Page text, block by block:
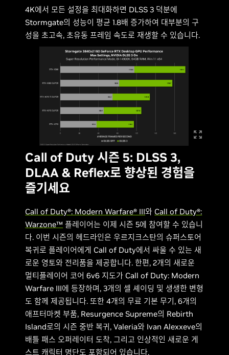
4K에서 모든 설정을 최대화하면 DLSS 3 덕분에
Stormgate의 성능이 평균 1.8배 증가하여 대부분의 구
성을 초고속, 초유동 프레임 속도로 재생할 수 있습니다.
Call of Duty 시즌 5: DLSS 3,
DLAA & Reflex로 향상된 경험을
즐기세요
Call of Duty®: Modern Warfare® III와 Call of Duty®:
Warzone™ 플레이어는 이제 시즌 5에 참여할 수 있습니
다. 이번 시즌의 헤드라인은 우르지크스탄의 슈퍼스토어
복귀로 플레이어에게 Call of Duty에서 싸울 수 있는 새
로운 영토와 전리품을 제공합니다. 한편, 2개의 새로운
멀티플레이어 코어 6v6 지도가 Call of Duty: Modern
Warfare III에 등장하며, 3개의 셀 셰이딩 및 생생한 변형
도 함께 제공됩니다. 또한 4개의 무료 기본 무기, 6개의
애프터마켓 부품, Resurgence Supreme의 Rebirth
Island로의 시즌 중반 복귀, Valeria와 Ivan Alexxeve의
배틀 패스 오퍼레이터 도착, 그리고 인상적인 새로운 게
스트 캐릭터 명단도 포함되어 있습니다.